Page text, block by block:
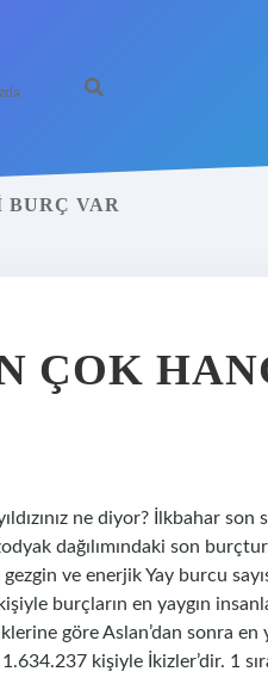
VAR
ÇOK
ne diyor? İlkbahar
dağılımındaki son
ve enerjik Yay burcu
burçların en yaygın
göre Aslan’dan sonra
kişiyle İkizler’dir. 1